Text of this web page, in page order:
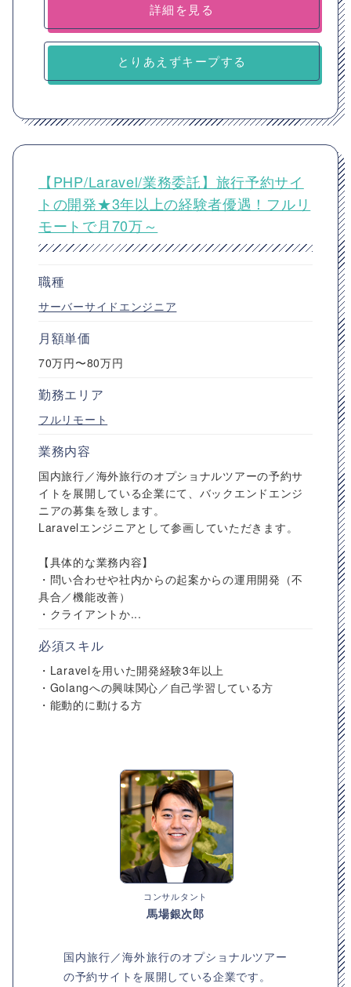
詳細を見る
とりあえずキープする
【PHP/Laravel/業務委託】旅行予約サイ
トの開発★3年以上の経験者優遇！フルリ
モートで月70万～
職種
サーバーサイドエンジニア
月額単価
70万円〜80万円
勤務エリア
フルリモート
業務内容
国内旅行／海外旅行のオプショナルツアーの予約サ
イトを展開している企業にて、バックエンドエンジ
ニアの募集を致します。
Laravelエンジニアとして参画していただきます。
【具体的な業務内容】
・問い合わせや社内からの起案からの運用開発（不
具合／機能改善）
・クライアントか...
必須スキル
・Laravelを用いた開発経験3年以上
・Golangへの興味関心／自己学習している方
・能動的に動ける方
コンサルタント
馬場銀次郎
国内旅行／海外旅行のオプショナルツアー
の予約サイトを展開している企業です。